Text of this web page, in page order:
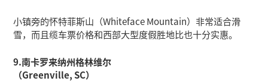
小镇旁的怀特菲斯山（Whiteface Mountain）非常适合滑
雪，而且缆车票价格和西部大型度假胜地比也十分实惠。
9.南卡罗来纳州格林维尔
（Greenville, SC）